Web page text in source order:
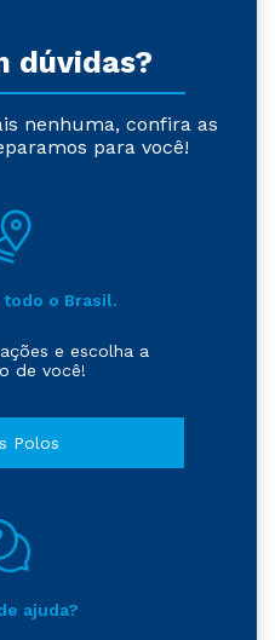
dúvidas?
nenhuma, confira as
para você!
o Brasil.
e escolha a
de você!
Polos
ajuda?